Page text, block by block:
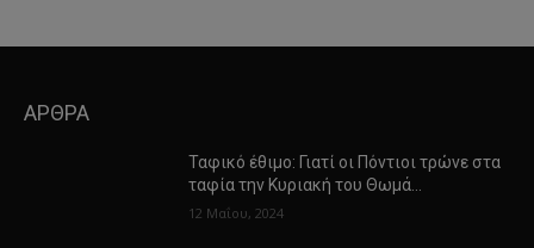
ΑΡΘΡΑ
Ταφικό έθιμο: Γιατί οι Πόντιοι τρώνε στα
ταφία την Κυριακή του Θωμά…
12 Μαΐου, 2024